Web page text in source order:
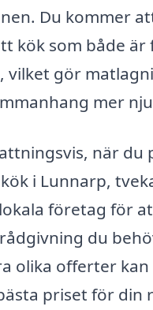
Du kommer
kök som både
vilket gör
mer
när du
i Lunnarp,
företag för
du
olika offerter kan
priset för din